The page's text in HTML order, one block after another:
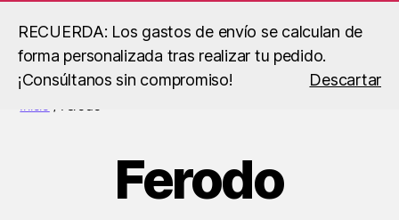
RECUERDA: Los gastos de envío se calculan de
forma personalizada tras realizar tu pedido.
¡Consúltanos sin compromiso!
Descartar
Buscar
B.S
Ferodo